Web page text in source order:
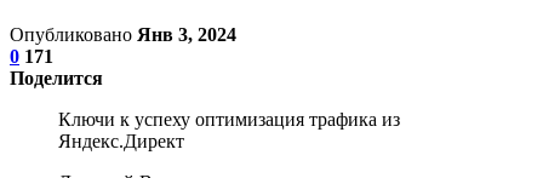
Опубликовано Янв 3, 2024
0 171
Поделится
Ключи к успеху оптимизация трафика из
Яндекс.Директ